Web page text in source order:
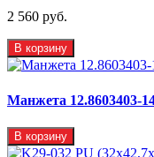
2 560 руб.
В корзину
Манжета 12.8603403-
В корзину